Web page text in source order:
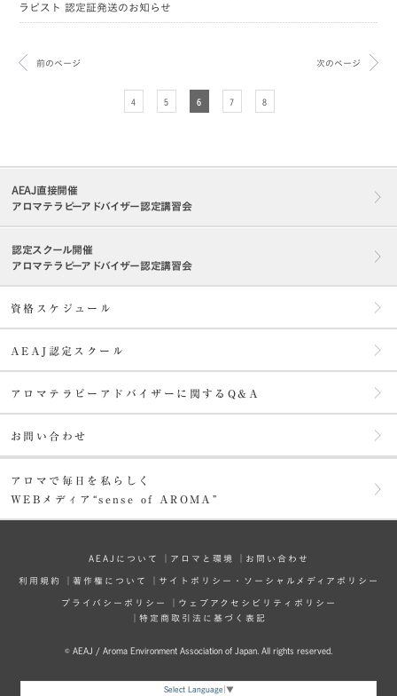
ラピスト 認定証発送のお知らせ
前のページ 次のページ
4 5 6 7 8
AEAJ直接開催
アロマテラピーアドバイザー認定講習会
認定スクール開催
アロマテラピーアドバイザー認定講習会
資格スケジュール
AEAJ認定スクール
アロマテラピーアドバイザーに関するQ&A
お問い合わせ
アロマで毎日を私らしく
WEBメディア“sense of AROMA”
AEAJについて アロマと環境 お問い合わせ
利⽤規約 著作権について サイトポリシー・ソーシャルメディアポリシー
プライバシーポリシー
ウェブアクセシビリティポリシー
特定商取引法に基づく表記
© AEAJ / Aroma Environment Association of Japan. All rights reserved.
Select Language ▼